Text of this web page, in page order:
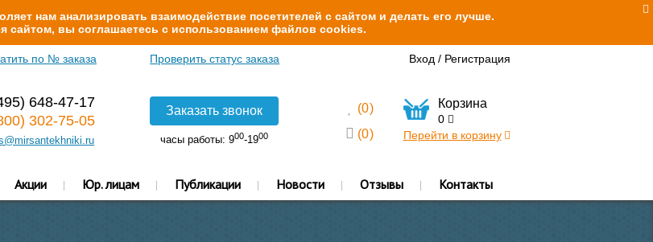
нам анализировать взаимодействие посетителей с сайтом и делать его лучше.
сайтом, вы соглашаетесь с использованием файлов cookies.
по № заказа Проверить статус заказа Вход / Регистрация
648-47-17
302-75-05
Заказать звонок
часы работы: 900-1900
(0)
(0)
Корзина
0
Перейти в корзину
Акции Юр. лицам Публикации Новости Отзывы Контакты